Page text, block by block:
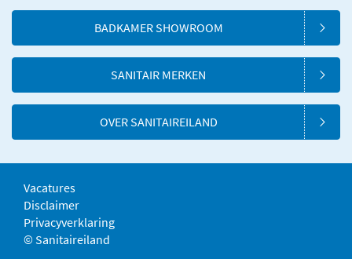
BADKAMER SHOWROOM
SANITAIR MERKEN
OVER SANITAIREILAND
Vacatures
Disclaimer
Privacyverklaring
© Sanitaireiland